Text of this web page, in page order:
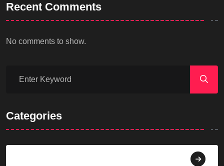
Recent Comments
No comments to show.
Categories